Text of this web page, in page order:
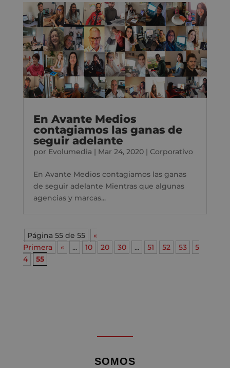
En Avante Medios
contagiamos las ganas de
seguir adelante
por Evolumedia | Mar 24, 2020| Corporativo
En Avante Medios contagiamos las ganas
de seguir adelante Mientras que algunas
agencias y marcas...
Página 55 de 55
«
Primera
« ... 10 20 30 ... 51 52 53
5
4
55
SOMOS